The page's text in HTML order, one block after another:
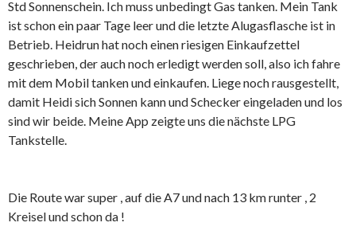
Std Sonnenschein. Ich muss unbedingt Gas tanken. Mein Tank
ist schon ein paar Tage leer und die letzte Alugasflasche ist in
Betrieb. Heidrun hat noch einen riesigen Einkaufzettel
geschrieben, der auch noch erledigt werden soll, also ich fahre
mit dem Mobil tanken und einkaufen. Liege noch rausgestellt,
damit Heidi sich Sonnen kann und Schecker eingeladen und los
sind wir beide. Meine App zeigte uns die nächste LPG
Tankstelle.
Die Route war super , auf die A7 und nach 13 km runter , 2
Kreisel und schon da !